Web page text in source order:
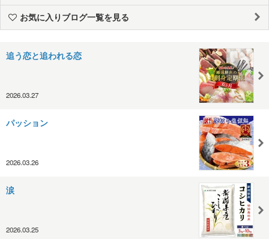
お気に入りブログ一覧を見る
追う恋と追われる恋
2026.03.27
パッション
2026.03.26
涙
2026.03.25